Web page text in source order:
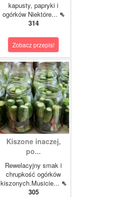
kapusty, papryki i
ogórków Niektóre... ⇖
314
Zobacz przepis!
Kiszone inaczej,
po...
Rewelacyjny smak i
chrupkość ogórków
kiszonych.Musicie... ⇖
305